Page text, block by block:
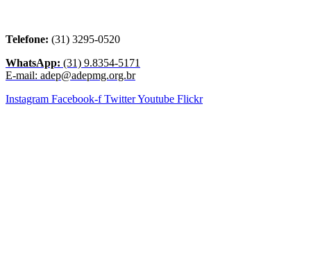
Telefone: (31) 3295-0520
WhatsApp: (31) 9.8354-5171
E-mail: adep@adepmg.org.br
Instagram Facebook-f TwitterYoutube Flickr